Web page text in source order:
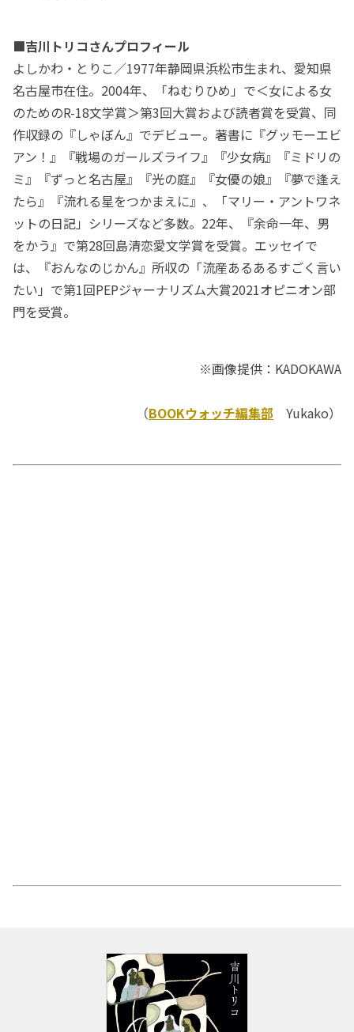
■吉川トリコさんプロフィール
よしかわ・とりこ／1977年静岡県浜松市生まれ、愛知県
名古屋市在住。2004年、「ねむりひめ」で＜女による女
のためのR-18文学賞＞第3回大賞および読者賞を受賞、同
作収録の『しゃぼん』でデビュー。著書に『グッモーエビ
アン！』『戦場のガールズライフ』『少女病』『ミドリの
ミ』『ずっと名古屋』『光の庭』『女優の娘』『夢で逢え
たら』『流れる星をつかまえに』、「マリー・アントワネ
ットの日記」シリーズなど多数。22年、『余命一年、男
をかう』で第28回島清恋愛文学賞を受賞。エッセイで
は、『おんなのじかん』所収の「流産あるあるすごく言い
たい」で第1回PEPジャーナリズム大賞2021オピニオン部
門を受賞。
※画像提供：KADOKAWA
（BOOKウォッチ編集部 Yukako）